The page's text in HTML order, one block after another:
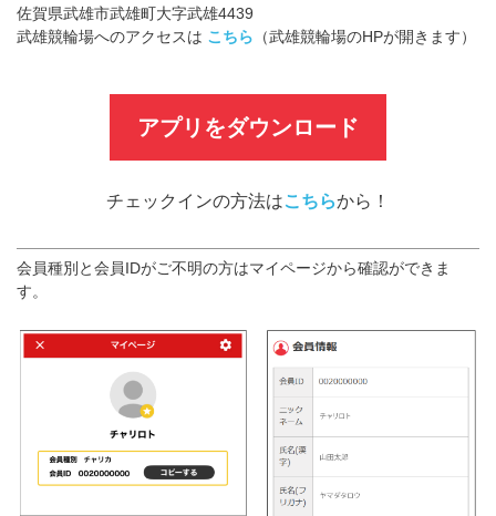
佐賀県武雄市武雄町大字武雄4439
武雄競輪場へのアクセスは こちら （武雄競輪場のHPが開きます）
アプリをダウンロード
チェックインの方法はこちらから！
会員種別と会員IDがご不明の方はマイページから確認ができま
す。